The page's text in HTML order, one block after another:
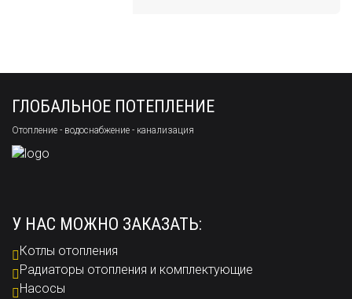
ГЛОБАЛЬНОЕ ПОТЕПЛЕНИЕ
Отопление - водоснабжение - канализация
У НАС МОЖНО ЗАКАЗАТЬ:
Котлы отопления
Радиаторы отопления и комплектующие
Насосы